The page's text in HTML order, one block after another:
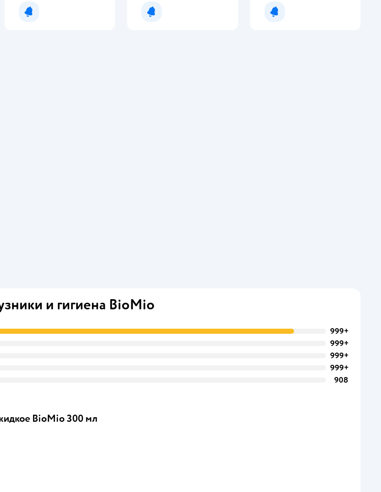
Уведомить о появлении Уведомить о появлении Уведомить о появлении
и гигиена BioMio
999+
999+
999+
999+
908
BioMio 300 мл